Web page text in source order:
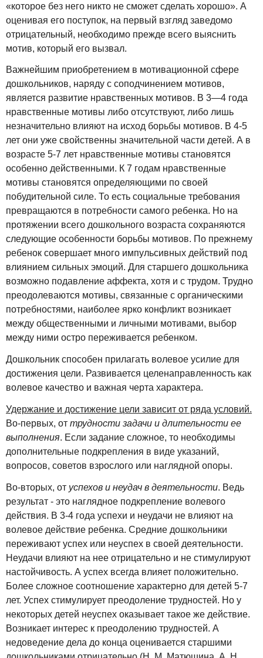
«которое без него никто не сможет сделать хорошо». А
оценивая его поступок, на первый взгляд заведомо
отрицательный, необходимо прежде всего выяснить
мотив, который его вызвал.
Важнейшим приобретением в мотивационной сфере
дошкольников, наряду с соподчинением мотивов,
является развитие нравственных мотивов. В 3—4 года
нравственные мотивы либо отсутствуют, либо лишь
незначительно влияют на исход борьбы мотивов. В 4-5
лет они уже свойственны значительной части детей. А в
возрасте 5-7 лет нравственные мотивы становятся
особенно действенными. К 7 годам нравственные
мотивы становятся определяющими по своей
побудительной силе. То есть социальные требования
превращаются в потребности самого ребенка. Но на
протяжении всего дошкольного возраста сохраняются
следующие особенности борьбы мотивов. По прежнему
ребенок совершает много импульсивных действий под
влиянием сильных эмоций. Для старшего дошкольника
возможно подавление аффекта, хотя и с трудом. Трудно
преодолеваются мотивы, связанные с органическими
потребностями, наиболее ярко конфликт возникает
между общественными и личными мотивами, выбор
между ними остро переживается ребенком.
Дошкольник способен прилагать волевое усилие для
достижения цели. Развивается целенаправленность как
волевое качество и важная черта характера.
Удержание и достижение цели зависит от ряда условий.
Во-первых, от трудности задачи и длительности ее
выполнения. Если задание сложное, то необходимы
дополнительные подкрепления в виде указаний,
вопросов, советов взрослого или наглядной опоры.
Во-вторых, от успехов и неудач в деятельности. Ведь
результат - это наглядное подкрепление волевого
действия. В 3-4 года успехи и неудачи не влияют на
волевое действие ребенка. Средние дошкольники
переживают успех или неуспех в своей деятельности.
Неудачи влияют на нее отрицательно и не стимулируют
настойчивость. А успех всегда влияет положительно.
Более сложное соотношение характерно для детей 5-7
лет. Успех стимулирует преодоление трудностей. Но у
некоторых детей неуспех оказывает такое же действие.
Возникает интерес к преодолению трудностей. А
недоведение дела до конца оценивается старшими